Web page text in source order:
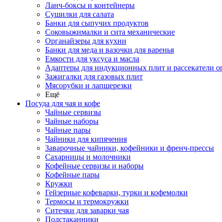
Ланч-боксы и контейнеры
Сушилки для салата
Банки для сыпучих продуктов
Соковыжималки и сита механические
Органайзеры для кухни
Банки для меда и вазочки для варенья
Емкости для уксуса и масла
Адаптеры для индукционных плит и рассекатели
Зажигалки для газовых плит
Мясорубки и лапшерезки
Ещё
Посуда для чая и кофе
Чайные сервизы
Чайные наборы
Чайные пары
Чайники для кипячения
Заварочные чайники, кофейники и френч-прессы
Сахарницы и молочники
Кофейные сервизы и наборы
Кофейные пары
Кружки
Гейзерные кофеварки, турки и кофемолки
Термосы и термокружки
Ситечки для заварки чая
Подстаканники